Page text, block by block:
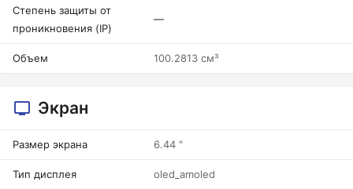
Степень защиты от
проникновения (IP)
—
Объем 100.2813 см³
Экран
Размер экрана 6.44 "
Тип дисплея oled_amoled